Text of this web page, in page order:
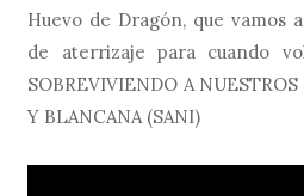
Huevo de Dragón, que vamos
de aterrizaje para cuando
SOBREVIVIENDO A
Y BLANCANA (SANI)